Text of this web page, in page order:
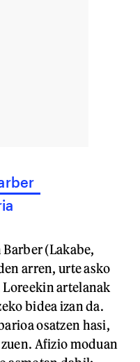
(Lakabe,
arren, urte asko
artelanak
bidea izan da.
osatzen hasi,
Afizio moduan